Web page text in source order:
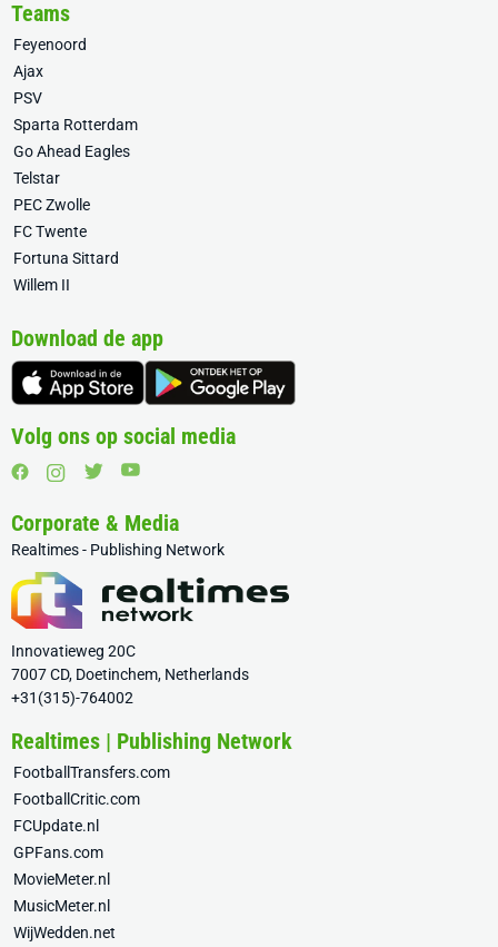
Teams
Feyenoord
Ajax
PSV
Sparta Rotterdam
Go Ahead Eagles
Telstar
PEC Zwolle
FC Twente
Fortuna Sittard
Willem II
Download de app
Volg ons op social media
Corporate & Media
Realtimes - Publishing Network
Innovatieweg 20C
7007 CD, Doetinchem, Netherlands
+31(315)-764002
Realtimes | Publishing Network
FootballTransfers.com
FootballCritic.com
FCUpdate.nl
GPFans.com
MovieMeter.nl
MusicMeter.nl
WijWedden.net